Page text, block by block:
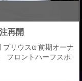
再開
リウスα 前期オーナ
フロントハーフスポ
しました。 今回、
らＦＲＰ製へと変